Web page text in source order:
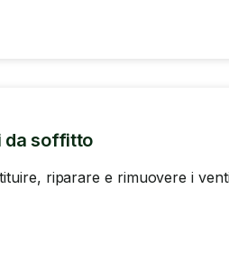
da soffitto
riparare e rimuovere i